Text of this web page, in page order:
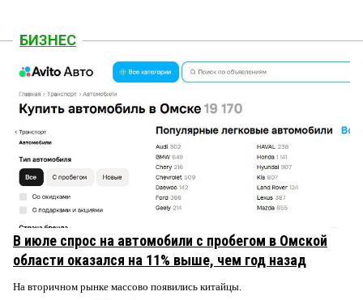
БИЗНЕС
В июле спрос на автомобили с пробегом в Омской
области оказался на 11% выше, чем год назад
На вторичном рынке массово появились китайцы.